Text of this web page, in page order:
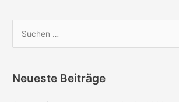
h
Neueste Beiträge